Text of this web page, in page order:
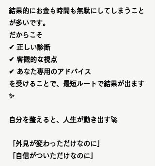
結果的にお金も時間も無駄にしてしまうこと
が多いです。
だからこそ
✔ 正しい診断
✔ 客観的な視点
✔ あなた専用のアドバイス
を受けることで、最短ルートで結果が出ます
✨
自分を整えると、人生が動き出す🚀
「外見が変わっただけなのに」
「自信がついただけなのに」